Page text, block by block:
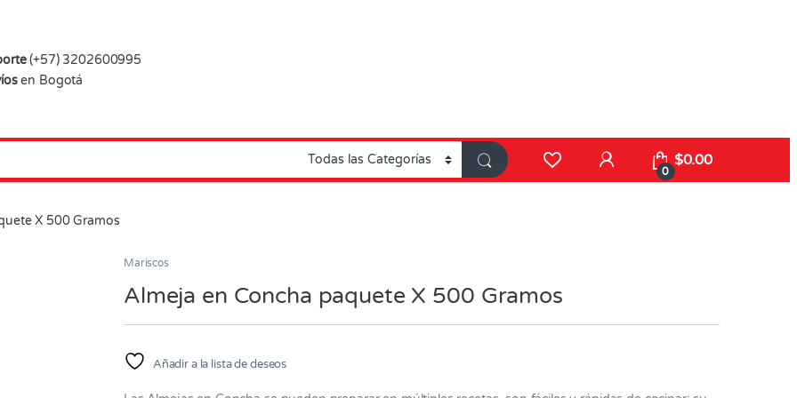
(+57) 3202600995
en Bogotá
0
$0.00
X 500 Gramos
Mariscos
Almeja en Concha paquete X 500 Gramos
Añadir a la lista de deseos